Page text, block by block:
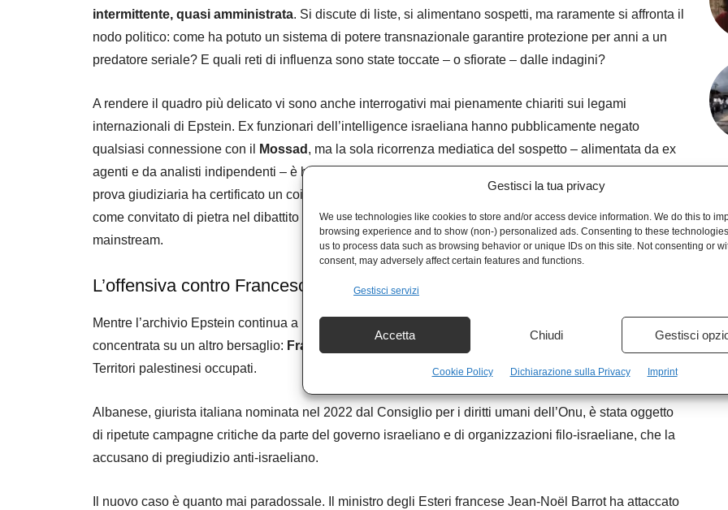
Gestisci la tua privacy
We use technologies like cookies to store and/or access device information. We do this to
browsing experience and to show (non-) personalized ads. Consenting to these
us to process data such as browsing behavior or unique IDs on this site. Not consenting or
consent, may adversely affect certain features and functions.
Gestisci servizi
Accetta Chiudi Gestisci
Cookie Policy Dichiarazione sulla Privacy Imprint
intermittente, quasi amministrata. Si discute di liste, si alimentano sospetti, ma raramente si affronta il
nodo politico: come ha potuto un sistema di potere transnazionale garantire protezione per anni a un
predatore seriale? E quali reti di influenza sono state toccate – o sfiorate – dalle indagini?
A rendere il quadro più delicato vi sono anche interrogativi mai pienamente chiariti sui legami
internazionali di Epstein. Ex funzionari dell’intelligence israeliana hanno pubblicamente negato
qualsiasi connessione con il
Mossad , ma la sola ricorrenza mediatica del sospetto – alimentata da ex
agenti e da analisti indipendenti – è bastata a rendere il dossier geopoliticamente sensibile. Nessuna
prova giudiziaria ha certificato un coinvolgimento dei servizi israeliani. Tuttavia, la presenza di Israele
come convitato di pietra nel dibattito ha contribuito a rendere l’argomento scivoloso nei circuiti
mainstream.
L’offensiva contro Francesca Albanese
Mentre l’archivio Epstein continua a produrre ombre, l’attenzione politica e mediatica europea si è
concentrata su un altro bersaglio: Francesca Albanese
Territori palestinesi occupati.
Albanese, giurista italiana nominata nel 2022 dal Consiglio per i diritti umani dell’Onu, è stata oggetto
di ripetute campagne critiche da parte del governo israeliano e di organizzazioni filo-israeliane, che la
accusano di pregiudizio anti-israeliano.
Il nuovo caso è quanto mai paradossale. Il ministro degli Esteri francese Jean-Noël Barrot ha attaccato